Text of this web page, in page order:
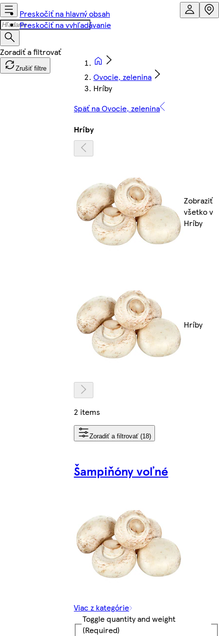
Preskočiť na hlavný obsah
Preskočiť na vyhľadávanie
Zrušiť filtre
Ovocie, zelenina
Hríby
Späť na Ovocie, zelenina
Hríby
Zobraziť
všetko v
Hríby
Hríby
2 items
Zoradiť a filtrovať (18)
Šampiňóny voľné
Viac z kategórie
Toggle quantity and weight
(Required)